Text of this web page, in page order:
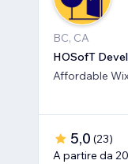
BC, CA
HOSofT
Affordable
5,0 (23)
A partire da